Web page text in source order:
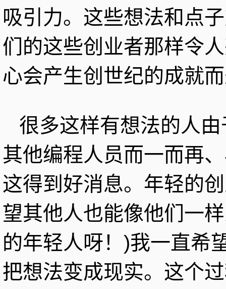
吸引力。这些想法和点
们的这些创业者那样令
心会产生创世纪的成就
很多这样有想法的人
其他编程人员而一而再
这得到好消息。年轻的
望其他人也能像他们一
的年轻人呀！)我一直希
把想法变成现实。这个